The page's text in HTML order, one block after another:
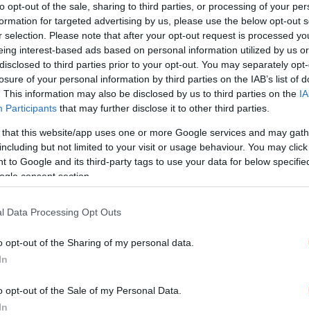
opt-out of the sale, sharing to third parties, or processing of your
for targeted advertising by us, please use the below opt-out
selection. Please note that after your opt-out request is processed
interest-based ads based on personal information utilized by us
to third parties prior to your opt-out. You may separately
of your personal information by third parties on the IAB’s list of
This information may also be disclosed by us to third parties on the
Participants that may further disclose it to other third parties.
that this website/app uses one or more Google services and may
but not limited to your visit or usage behaviour. You may
to Google and its third-party tags to use your data for below
consent section.
Data Processing Opt Outs
opt-out of the Sharing of my personal data.
opt-out of the Sale of my Personal Data.
για να γίνουν πάρκινγκ, πάρκα και
χώροι πρασίνου
ΚΟΣΜΟΣ 04/07/2025 15:36
στα εθνικά πάρκα για τους
τουρίστες
ΠΟΛΗ 30/04/2025 17:58
πάμε για καφέ, φαγητό και ποτό
πρωτεύουσα